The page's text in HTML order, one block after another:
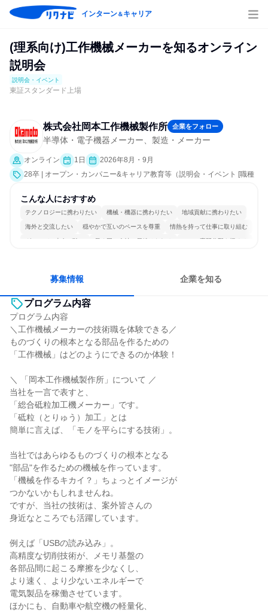
インターン＆キャリア
(理系向け)工作機械メーカーを知るオンライン
説明会
説明会・イベント
東証スタンダード上場
株式会社岡本工作機械製作所 企業をフォロー
半導体・電子機器メーカー、製造・メーカー
オンライン 1日
2026年8月・9月
28卒 | オープン・カンパニー&キャリア教育等（説明会・イベント [職種
こんな人におすすめ
テクノロジーに携わりたい 機械・機器に携わりたい 地域貢献に携わりたい
海外と交流したい 穏やかで互いのペースを尊重 情熱を持って仕事に取り組む
グローバル志向が強い 長く同じ会社に居続けられる 一つの専門分野を極める
募集情報 企業を知る
プログラム内容
プログラム内容
＼工作機械メーカーの技術職を体験できる／
ものづくりの根本となる部品を作るための
「工作機械」はどのようにできるのか体験！
＼ 「岡本工作機械製作所」について ／
当社を一言で表すと、
「総合砥粒加工機メーカー」です。
「砥粒（とりゅう）加工」とは
簡単に言えば、「モノを平らにする技術」。
当社ではあらゆるものづくりの根本となる
"部品"を作るための機械を作っています。
「機械を作るキカイ？」ちょっとイメージが
つかないかもしれませんね。
ですが、当社の技術は、案外皆さんの
身近なところでも活躍しています。
例えば「USBの読み込み」。
高精度な切削技術が、メモリ基盤の
各部品間に起こる摩擦を少なくし、
より速く、より少ないエネルギーで
電気製品を稼働させています。
ほかにも、自動車や航空機の軽量化、